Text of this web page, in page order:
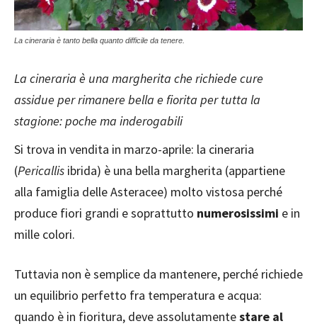
La cineraria è tanto bella quanto difficile da tenere.
La cineraria è una margherita che richiede cure
assidue per rimanere bella e fiorita per tutta la
stagione: poche ma inderogabili
Si trova in vendita in marzo-aprile: la cineraria
(Pericallis ibrida) è una bella margherita (appartiene
alla famiglia delle Asteracee) molto vistosa perché
produce fiori grandi e soprattutto numerosissimi e in
mille colori.
Tuttavia non è semplice da mantenere, perché richiede
un equilibrio perfetto fra temperatura e acqua:
quando è in fioritura, deve assolutamentestare al